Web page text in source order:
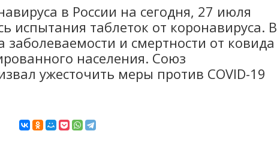
в России на сегодня, 27 июля
испытания таблеток от коронавируса. В
и смертности от ковида
населения. Союз
ужесточить меры против COVID-19